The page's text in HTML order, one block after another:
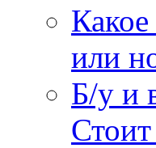
или
Б/у и